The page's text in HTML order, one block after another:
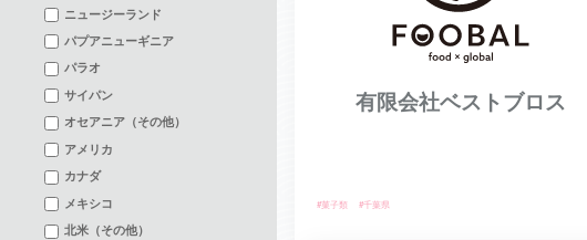
ニュージーランド
パプアニューギニア
パラオ
サイパン
オセアニア（その他）
アメリカ
カナダ
メキシコ
北米（その他）
有限会社ベストブロス
#菓子類 #千葉県